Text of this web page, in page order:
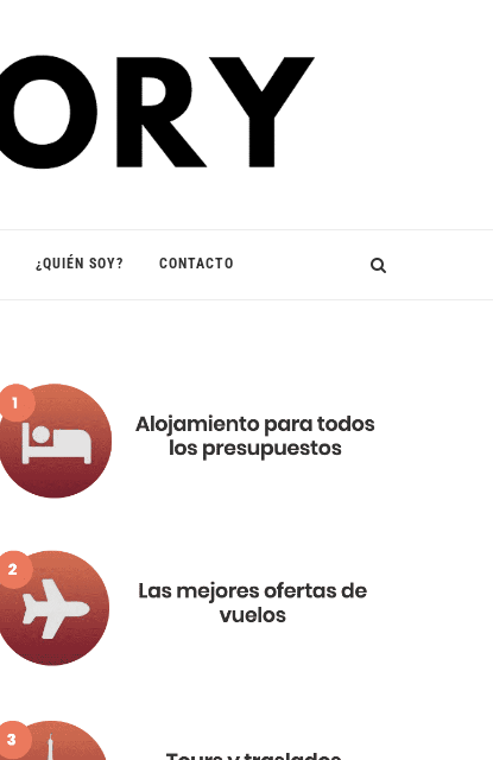
¿QUIÉN SOY? CONTACTO